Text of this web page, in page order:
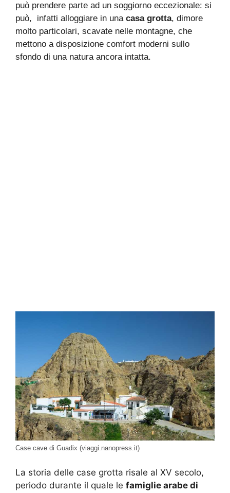
può prendere parte ad un soggiorno eccezionale: si
può, infatti alloggiare in una casa grotta, dimore
molto particolari, scavate nelle montagne, che
mettono a disposizione comfort moderni sullo
sfondo di una natura ancora intatta.
Case cave di Guadix (viaggi.nanopress.it)
La storia delle case grotta risale al XV secolo,
periodo durante il quale le famiglie arabe di